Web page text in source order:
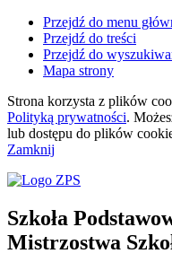
Przejdź do menu
Przejdź do treści
Przejdź do
Mapa strony
Strona korzysta z plików
Polityką prywatności.
lub dostępu do plików
Zamknij
Szkoła
Mistrzostwa